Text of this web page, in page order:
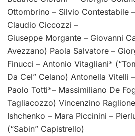
Ottombrino – Silvio Contestabile
Claudio Ciccozzi –
Giuseppe Morgante – Giovanni
Avezzano) Paola Salvatore –
Finucci – Antonio Vitagliani*
Da Cel” Celano) Antonella Vitelli
Paolo Totti*– Massimiliano De
Tagliacozzo) Vincenzino
Ishchenko – Mara Piccinini –
(“Sabin” Capistrello)